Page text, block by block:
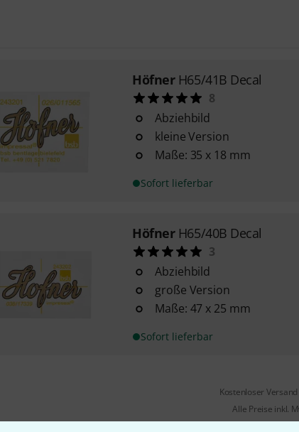
Höfner H65/41B Decal
8
Abziehbild
kleine Version
Maße: 35 x 18 mm
Sofort lieferbar
Höfner H65/40B Decal
3
Abziehbild
große Version
Maße: 47 x 25 mm
Sofort lieferbar
Kostenloser
Alle Preise inkl.